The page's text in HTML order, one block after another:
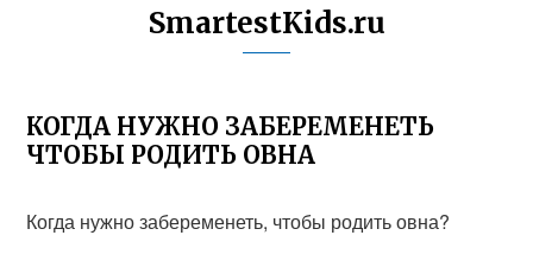
SmartestKids.ru
КОГДА НУЖНО ЗАБЕРЕМЕНЕТЬ
ЧТОБЫ РОДИТЬ ОВНА
Когда нужно забеременеть, чтобы родить овна?